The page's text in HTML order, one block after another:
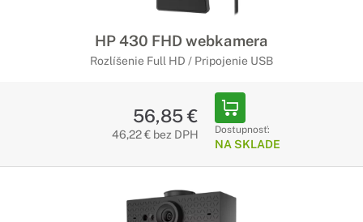
HP 430 FHD webkamera
Rozlíšenie Full HD / Pripojenie USB
56,85 €
46,22 € bez DPH Dostupnosť:
NA SKLADE